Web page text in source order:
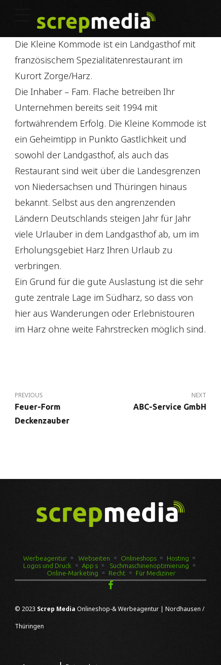
Die Kleine Kommode ist ein Landgasthof mit
französischem Spezialitätenrestaurant im
Kurort Zorge/Harz.
Die Inhaber – Fam. Flache betreiben Ihr
Unternehmen bereits seit 1994 mit
fortwährendem Erfolg. Die Kleine Kommode ist
ein Geheimtipp in Punkto Gastlichkeit und
sowohl der Landgasthof, als auch das
Restaurant sind weit über die Landesgrenzen
von Niedersachsen und Thüringen hinaus
bekannt. Selbst aus den angrenzenden
Ländern Deutschlands steigen Jahr für Jahr
viele Urlauber in dem Landgasthof ab, um im
Erholungsgebiet Harz Ihren Urlaub zu
verbringen.
Ein Grund für die gute Auslastung ist die sehr
gute zentrale Lage im Südharz, so dass von
hier aus Wanderungen oder Erlebnistouren
im Harz ohne weite Fahrstrecken möglich sind.
PREVIOUS
Feuer-Form
Deckenzauber
NEXT
ABC-Service GmbH
Werbeagentur Webseiten Onlineshops
Hosting
Logos und Druck
App s
Suchmaschinenoptimierung
Online-Marketing
Recht Für Mediziner
© 2023 Screp Media Onlineshop-& Werbeagentur | Nordhausen /
Thüringen